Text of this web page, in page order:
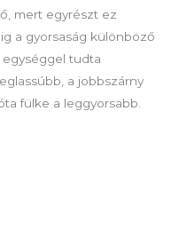
mert egyrészt ez
a gyorsaság különböző
tudta
a jobbszárny
fülke a leggyorsabb.